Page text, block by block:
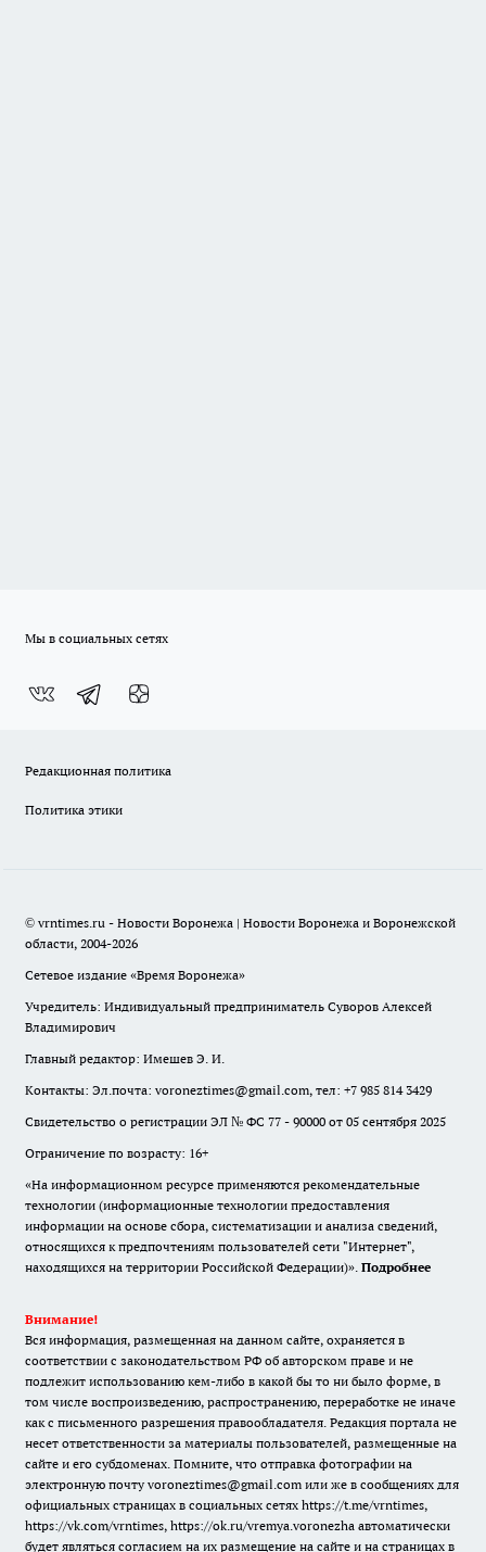
Мы в социальных сетях
Редакционная политика
Политика этики
© vrntimes.ru - Новости Воронежа | Новости Воронежа и Воронежской
области, 2004-2026
Сетевое издание «Время Воронежа»
Учредитель: Индивидуальный предприниматель Суворов Алексей
Владимирович
Главный редактор: Имешев Э. И.
Контакты: Эл.почта: voroneztimes@gmail.com, тел: +7 985 814 3429
Свидетельство о регистрации ЭЛ № ФС 77 - 90000 от 05 сентября 2025
Ограничение по возрасту: 16+
«На информационном ресурсе применяются рекомендательные
технологии (информационные технологии предоставления
информации на основе сбора, систематизации и анализа сведений,
относящихся к предпочтениям пользователей сети "Интернет",
находящихся на территории Российской Федерации)». Подробнее
Внимание!
Вся информация, размещенная на данном сайте, охраняется в
соответствии с законодательством РФ об авторском праве и не
подлежит использованию кем-либо в какой бы то ни было форме, в
том числе воспроизведению, распространению, переработке не иначе
как с письменного разрешения правообладателя. Редакция портала не
несет ответственности за материалы пользователей, размещенные на
сайте и его субдоменах. Помните, что отправка фотографии на
электронную почту voroneztimes@gmail.com или же в сообщениях для
официальных страницах в социальных сетях https://t.me/vrntimes,
https://vk.com/vrntimes, https://ok.ru/vremya.voronezha автоматически
будет являться согласием на их размещение на сайте и на страницах в